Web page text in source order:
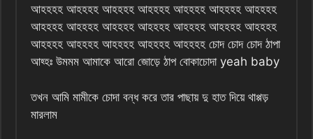
আহহহহ আহহহহ আহহহহ আহহহহ আহহহহ আহহহহ আহহহহ
আহহহহ আহহহহ আহহহহ আহহহহ আহহহহ আহহহহ আহহহহ
আহহহহ আহহহহ আহহহহ আহহহহ আহহহহ চোদ চোদ চোদ ঠাপা
আহ্হঃ উমমম আমাকে আরো জোড়ে ঠাপ বোকাচোদা yeah baby
তখন আমি মামীকে চোদা বন্ধ করে তার পাছায় দু হাত দিয়ে থাপ্পড়
মারলাম